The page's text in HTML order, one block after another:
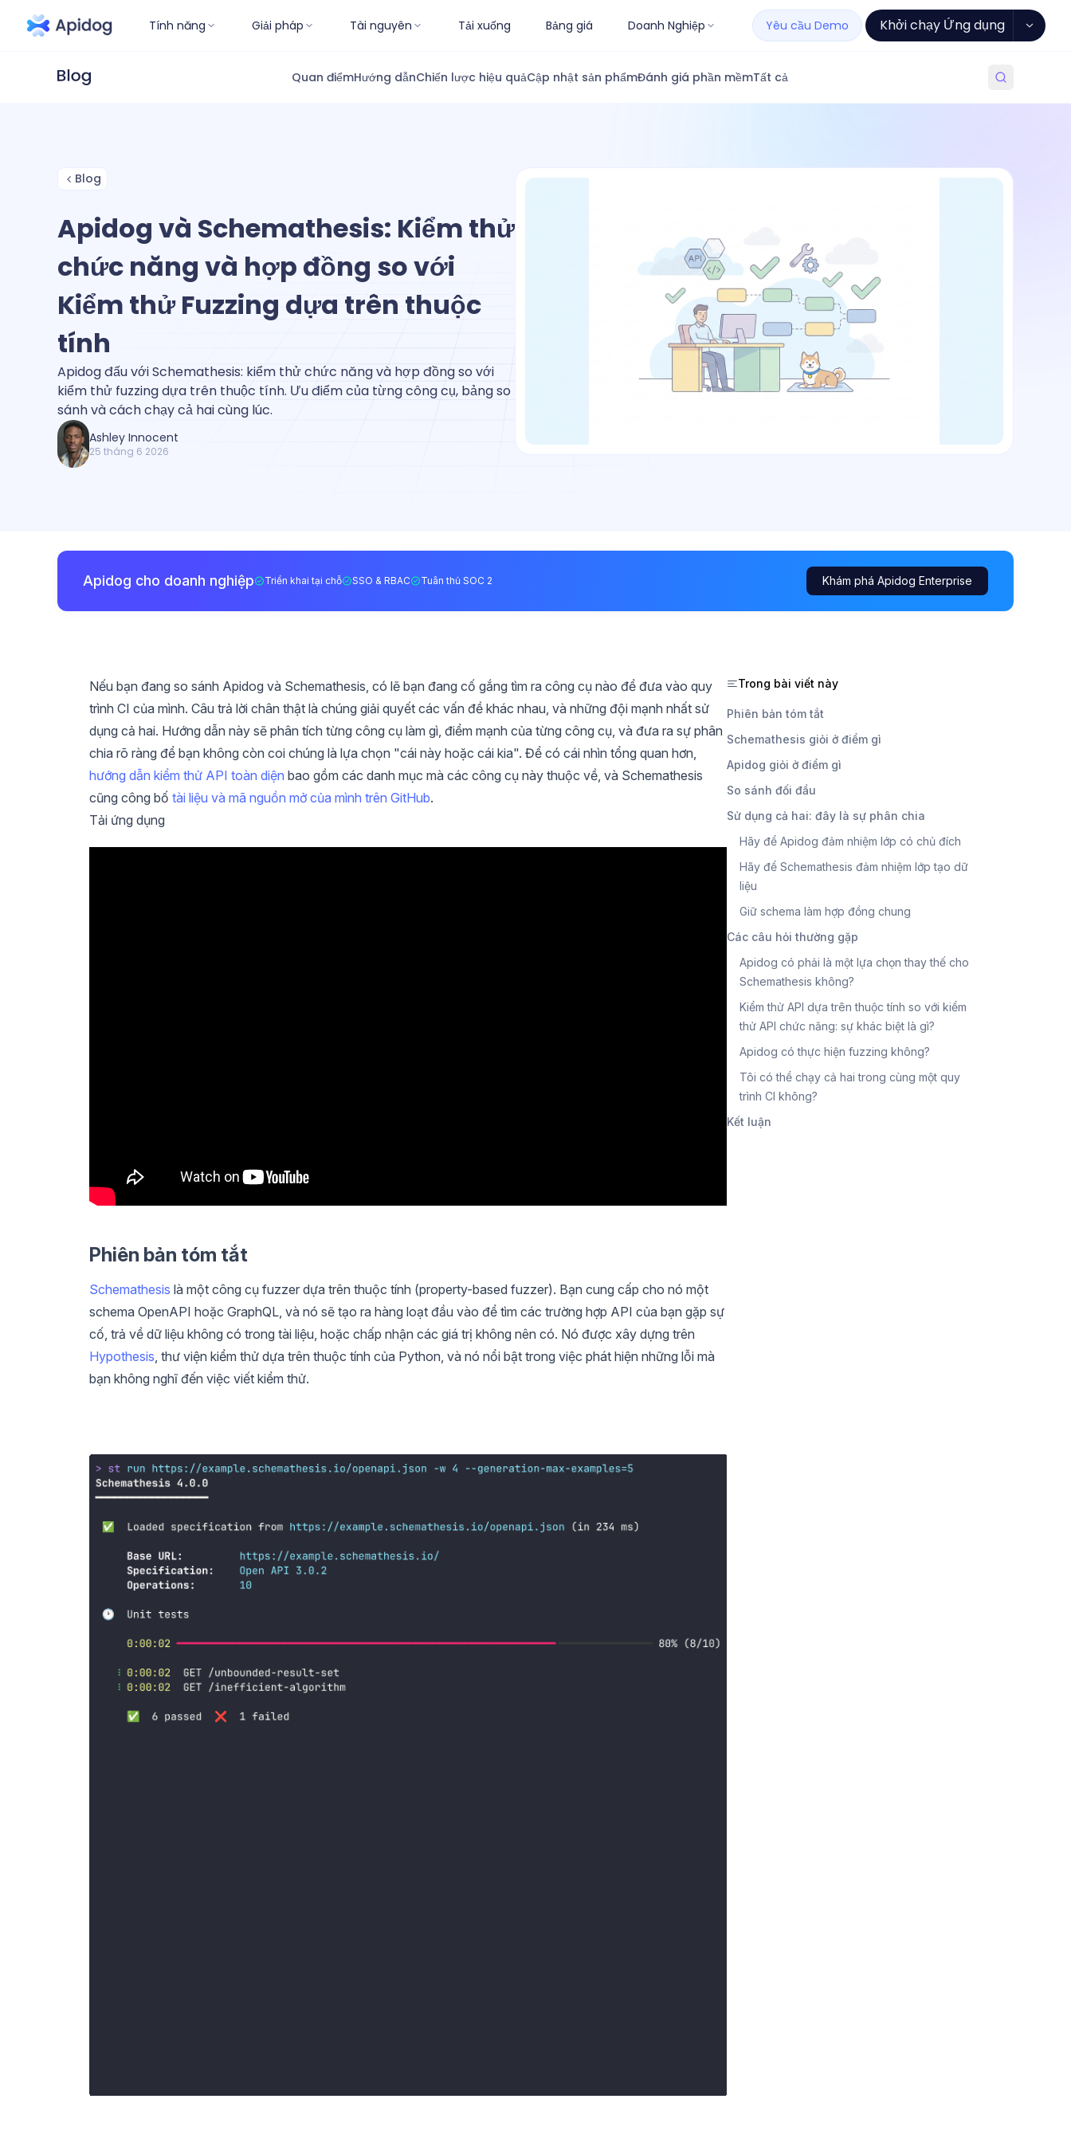
Tính năng Giải pháp Tài nguyên Tải xuống Bảng giá Doanh Nghiệp Yêu cầu Demo Khởi chạy Ứng dụng
Quan điểmHướng dẫnChiến lược hiệu quảCập nhật sản phẩmĐánh giá phần mềmTất cả
Blog
Apidog và Schemathesis: Kiểm thử
chức năng và hợp đồng so với
Kiểm thử Fuzzing dựa trên thuộc
tính
Apidog đấu với Schemathesis: kiểm thử chức năng và hợp đồng so với
kiểm thử fuzzing dựa trên thuộc tính. Ưu điểm của từng công cụ, bảng so
sánh và cách chạy cả hai cùng lúc.
Ashley Innocent
25 tháng 6 2026
Apidog cho doanh nghiệp Triển khai tại chỗ SSO & RBAC Tuân thủ SOC 2 Khám phá Apidog Enterprise
Nếu bạn đang so sánh Apidog và Schemathesis, có lẽ bạn đang cố gắng tìm ra công cụ nào để đưa vào quy
trình CI của mình. Câu trả lời chân thật là chúng giải quyết các vấn đề khác nhau, và những đội mạnh nhất sử
dụng cả hai. Hướng dẫn này sẽ phân tích từng công cụ làm gì, điểm mạnh của từng công cụ, và đưa ra sự phân
chia rõ ràng để bạn không còn coi chúng là lựa chọn "cái này hoặc cái kia". Để có cái nhìn tổng quan hơn,
hướng dẫn kiểm thử API toàn diện bao gồm các danh mục mà các công cụ này thuộc về, và Schemathesis
cũng công bố tài liệu và mã nguồn mở của mình trên GitHub.
Tải ứng dụng
Phiên bản tóm tắt
Schemathesis là một công cụ fuzzer dựa trên thuộc tính (property-based fuzzer). Bạn cung cấp cho nó một
schema OpenAPI hoặc GraphQL, và nó sẽ tạo ra hàng loạt đầu vào để tìm các trường hợp API của bạn gặp sự
cố, trả về dữ liệu không có trong tài liệu, hoặc chấp nhận các giá trị không nên có. Nó được xây dựng trên
Hypothesis, thư viện kiểm thử dựa trên thuộc tính của Python, và nó nổi bật trong việc phát hiện những lỗi mà
bạn không nghĩ đến việc viết kiểm thử.
Trong bài viết này
Phiên bản tóm tắt
Schemathesis giỏi ở điểm gì
Apidog giỏi ở điểm gì
So sánh đối đầu
Sử dụng cả hai: đây là sự phân chia
Hãy để Apidog đảm nhiệm lớp có chủ đích
Hãy để Schemathesis đảm nhiệm lớp tạo dữ
liệu
Giữ schema làm hợp đồng chung
Các câu hỏi thường gặp
Apidog có phải là một lựa chọn thay thế cho
Schemathesis không?
Kiểm thử API dựa trên thuộc tính so với kiểm
thử API chức năng: sự khác biệt là gì?
Apidog có thực hiện fuzzing không?
Tôi có thể chạy cả hai trong cùng một quy
trình CI không?
Kết luận